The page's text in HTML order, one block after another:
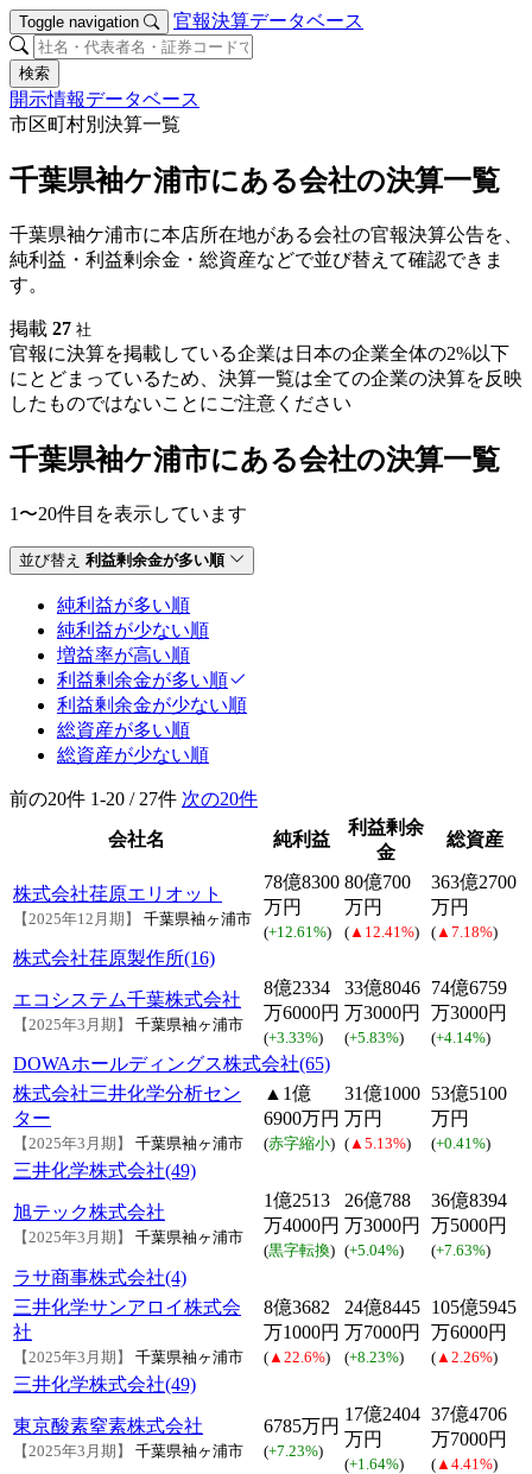
Toggle navigation 官報決算データベース
検索
開示情報データベース
市区町村別決算一覧
千葉県袖ケ浦市にある会社の決算一覧
千葉県袖ケ浦市に本店所在地がある会社の官報決算公告を、
純利益・利益剰余金・総資産などで並び替えて確認できま
す。
掲載 27 社
官報に決算を掲載している企業は日本の企業全体の2%以下
にとどまっているため、決算一覧は全ての企業の決算を反映
したものではないことにご注意ください
千葉県袖ケ浦市にある会社の決算一覧
1〜20件目を表示しています
並び替え 利益剰余金が多い順
純利益が多い順
純利益が少ない順
増益率が高い順
利益剰余金が多い順
利益剰余金が少ない順
総資産が多い順
総資産が少ない順
前の20件 1-20 / 27件 次の20件
会社名
純利益
利益剰余
金
総資産
株式会社荏原エリオット
【2025年12月期】 千葉県袖ヶ浦市
78億8300
万円
(+12.61%)
80億700
万円
( ▲12.41%)
363億2700
万円
( ▲7.18%)
株式会社荏原製作所(16)
エコシステム千葉株式会社
【2025年3月期】 千葉県袖ヶ浦市
8億2334
万6000円
(+3.33%)
33億8046
万3000円
(+5.83%)
74億6759
万3000円
(+4.14%)
DOWAホールディングス株式会社(65)
株式会社三井化学分析セン
ター
【2025年3月期】 千葉県袖ヶ浦市
▲1億
6900万円
(赤字縮小)
31億1000
万円
( ▲5.13%)
53億5100
万円
(+0.41%)
三井化学株式会社(49)
旭テック株式会社
【2025年3月期】 千葉県袖ヶ浦市
1億2513
万4000円
(黒字転換)
26億788
万3000円
(+5.04%)
36億8394
万5000円
(+7.63%)
ラサ商事株式会社(4)
三井化学サンアロイ株式会
社
【2025年3月期】 千葉県袖ヶ浦市
8億3682
万1000円
( ▲22.6%)
24億8445
万7000円
(+8.23%)
105億5945
万6000円
( ▲2.26%)
三井化学株式会社(49)
東京酸素窒素株式会社
【2025年3月期】 千葉県袖ヶ浦市
6785万円
(+7.23%)
17億2404
万円
(+1.64%)
37億4706
万7000円
( ▲4.41%)